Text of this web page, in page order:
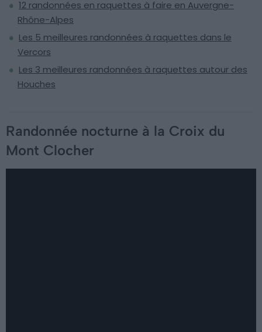
12 randonnées en raquettes à faire en Auvergne-
Rhône-Alpes
Les 5 meilleures randonnées à raquettes dans le
Vercors
Les 3 meilleures randonnées à raquettes autour des
Houches
Randonnée nocturne à la Croix du
Mont Clocher